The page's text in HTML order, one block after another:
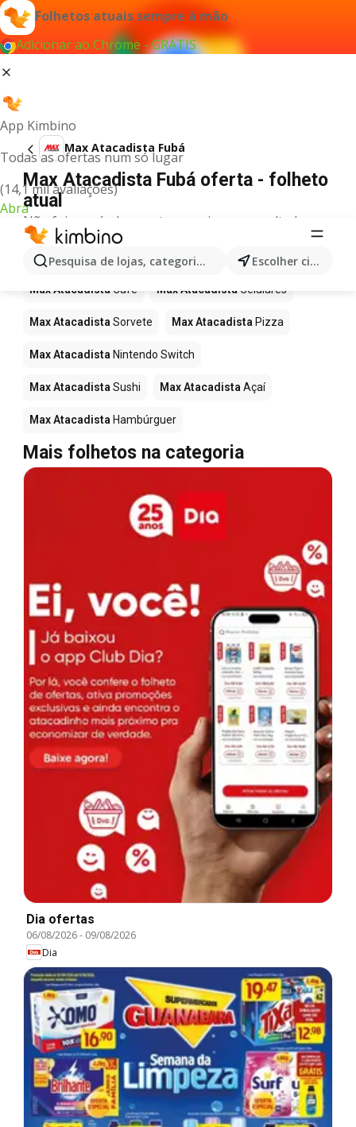
Folhetos atuais sempre à mão
Adicionar ao Chrome - GRÁTIS
App Kimbino
Todas as ofertas num só lugar
(14,1 mil avaliações)
Abra
Pesquisa de lojas, categorias,produtos... Escolher cidade
Max Atacadista Fubá
Max Atacadista Fubá oferta - folheto
atual
Não foi possível encontrar quaisquer resultados
para este termo.
Mais produtos em Max Atacadista
Max Atacadista Café Max Atacadista Celulares
Max Atacadista Sorvete Max Atacadista Pizza
Max Atacadista Nintendo Switch
Max Atacadista Sushi Max Atacadista Açaí
Max Atacadista Hambúrguer
Mais folhetos na categoria
Dia ofertas
06/08/2026- 09/08/2026
Dia